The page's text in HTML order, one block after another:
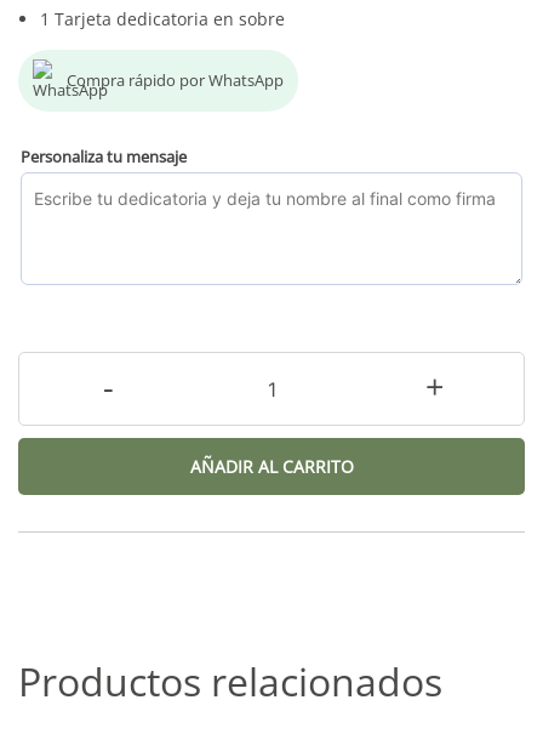
1 Tarjeta dedicatoria en sobre
Compra rápido por WhatsApp
Personaliza tu mensaje
- +
AÑADIR AL CARRITO
Productos relacionados